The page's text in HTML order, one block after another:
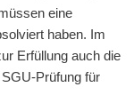
eine
haben. Im
Erfüllung auch die
Prüfung für